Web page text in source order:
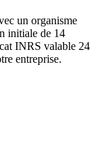
un organisme
initiale de 14
INRS valable 24
entreprise.